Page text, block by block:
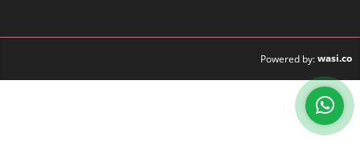
Powered by:wasi.co